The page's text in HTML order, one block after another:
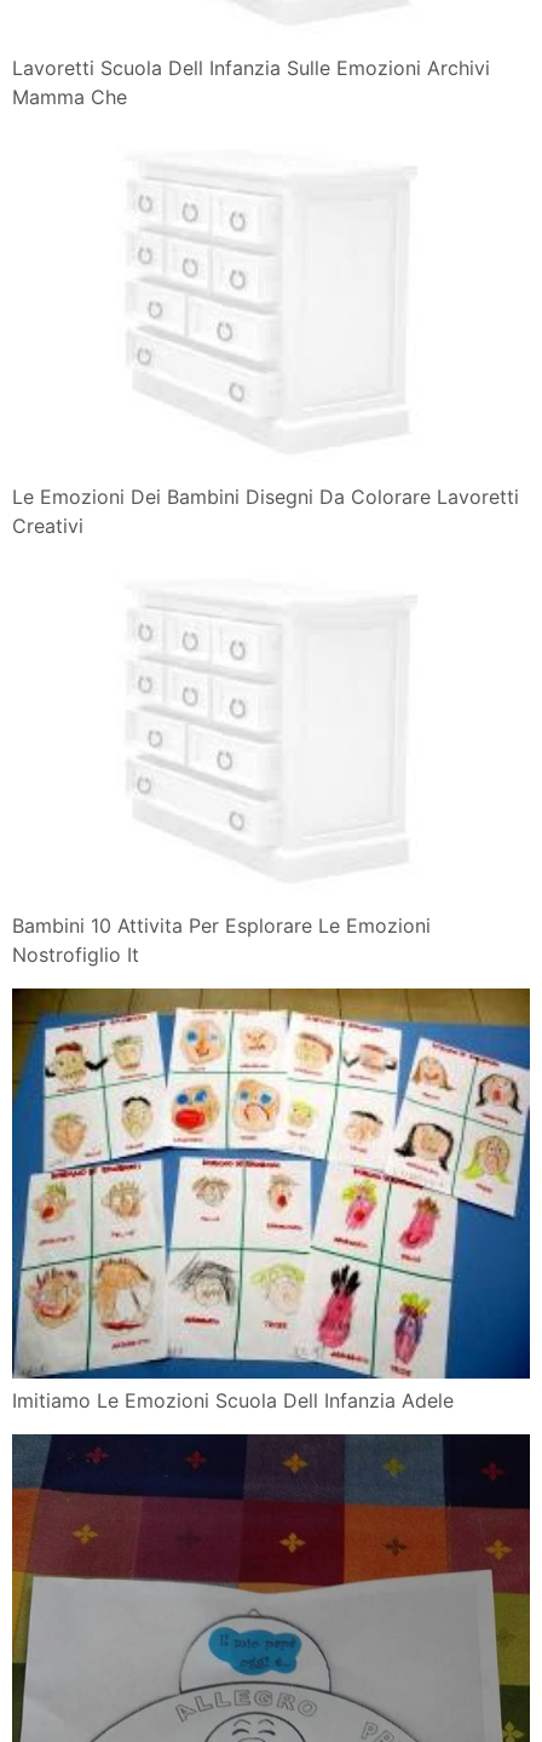
Lavoretti Scuola Dell Infanzia Sulle Emozioni Archivi
Mamma Che
Le Emozioni Dei Bambini Disegni Da Colorare Lavoretti
Creativi
Bambini 10 Attivita Per Esplorare Le Emozioni
Nostrofiglio It
Imitiamo Le Emozioni Scuola Dell Infanzia Adele